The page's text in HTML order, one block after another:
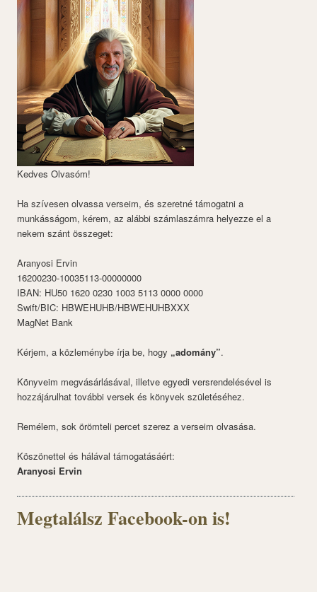
Kedves Olvasóm!
Ha szívesen olvassa verseim, és szeretné támogatni a
munkásságom, kérem, az alábbi számlaszámra helyezze el a
nekem szánt összeget:
Aranyosi Ervin
16200230-10035113-00000000
IBAN: HU50 1620 0230 1003 5113 0000 0000
Swift/BIC: HBWEHUHB/HBWEHUHBXXX
MagNet Bank
Kérjem, a közleménybe írja be, hogy „adomány”.
Könyveim megvásárlásával, illetve egyedi versrendelésével is
hozzájárulhat további versek és könyvek születéséhez.
Remélem, sok örömteli percet szerez a verseim olvasása.
Köszönettel és hálával támogatásáért:
Aranyosi Ervin
Megtalálsz Facebook-on is!